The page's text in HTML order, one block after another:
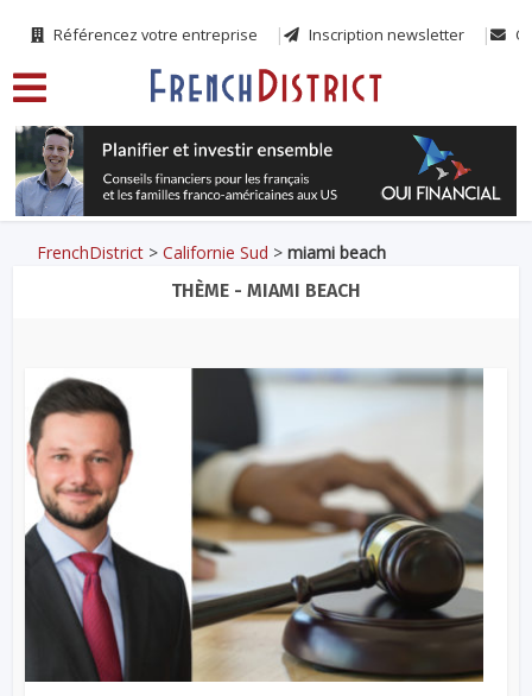
Référencez votre entreprise Inscription newsletter
FrenchDistrict >Californie Sud >miami beach
THÈME - MIAMI BEACH